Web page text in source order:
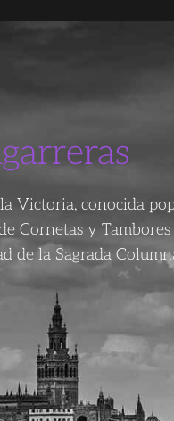
Victoria, conocida
Cornetas y
de la Sagrada